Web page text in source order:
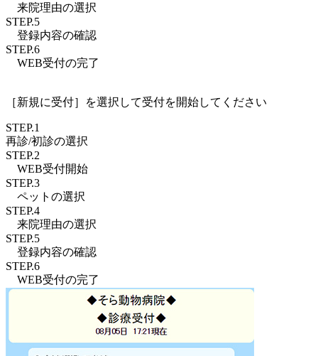
来院理由の選択
STEP.5
登録内容の確認
STEP.6
WEB受付の完了
［新規に受付］を選択して受付を開始してください
STEP.1
再診/初診の選択
STEP.2
WEB受付開始
STEP.3
ペットの選択
STEP.4
来院理由の選択
STEP.5
登録内容の確認
STEP.6
WEB受付の完了